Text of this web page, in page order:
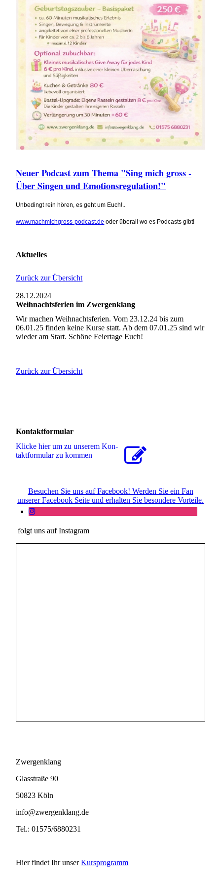
Neuer Podcast zum Thema "Sing mich gross -
Über Singen und Emotionsregulation!"
Unbedingt rein hören, es geht um Euch!..
www.machmichgross-podcast.de oder überall wo es Podcasts gibt!
Aktuelles
Zurück zur Übersicht
28.12.2024
Weihnachtsferien im Zwergenklang
Wir machen Weihnachtsferien. Vom 23.12.24 bis zum
06.01.25 finden keine Kurse statt. Ab dem 07.01.25 sind wir
wieder am Start. Schöne Feiertage Euch!
Zurück zur Übersicht
Kontaktformular
Klicke hier um zu unserem Kon­
takt­for­mu­lar zu kommen
Besuchen Sie uns auf Facebook! Werden Sie ein Fan
unserer Facebook Seite und erhalten Sie besondere Vorteile.
folgt uns auf Instagram
Zwergenklang
Glasstraße 90
50823 Köln
info@zwergenklang.de
Tel.: 01575/6880231
Hier findet Ihr unserKursprogramm